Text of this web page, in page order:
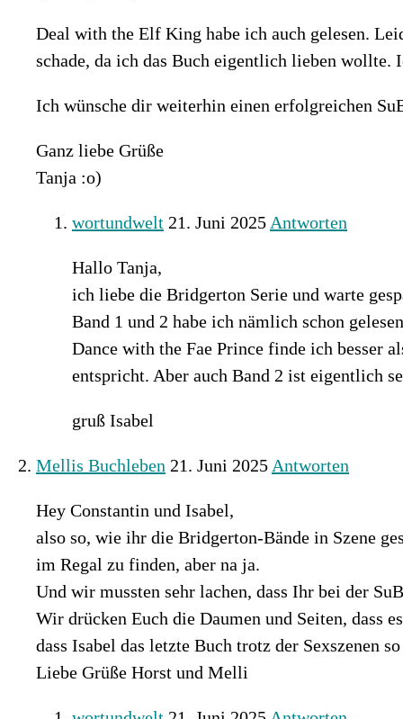
Deal with the Elf King habe ich auch gelesen.
schade, da ich das Buch eigentlich lieben wollte.
Ich wünsche dir weiterhin einen erfolgreichen
Ganz liebe Grüße
Tanja :o)
wortundwelt 21. Juni 2025 Antworten
Hallo Tanja,
ich liebe die Bridgerton Serie und warte
Band 1 und 2 habe ich nämlich schon
Dance with the Fae Prince finde ich besser
entspricht. Aber auch Band 2 ist eigentlich
gruß Isabel
Mellis Buchleben 21. Juni 2025 Antworten
Hey Constantin und Isabel,
also so, wie ihr die Bridgerton-Bände in Szene
im Regal zu finden, aber na ja.
Und wir mussten sehr lachen, dass Ihr bei der
Wir drücken Euch die Daumen und Seiten, dass
dass Isabel das letzte Buch trotz der Sexszenen
Liebe Grüße Horst und Melli